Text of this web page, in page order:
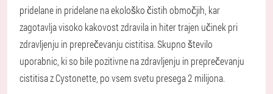
pridelane in pridelane na ekološko čistih območjih, kar
zagotavlja visoko kakovost zdravila in hiter trajen učinek pri
zdravljenju in preprečevanju cistitisa. Skupno število
uporabnic, ki so bile pozitivne na zdravljenju in preprečevanju
cistitisa z Cystonette, po vsem svetu presega 2 milijona.